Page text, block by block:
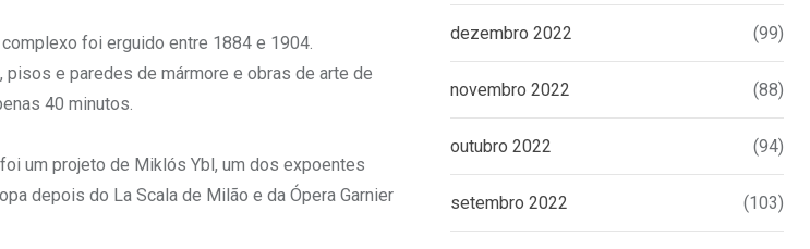
foi erguido entre 1884 e 1904.
e paredes de mármore e obras de arte de
40 minutos.
um projeto de Miklós Ybl, um dos expoentes
depois do La Scala de Milão e da Ópera Garnier
dezembro 2022 (99)
novembro 2022 (88)
outubro 2022 (94)
setembro 2022 (103)